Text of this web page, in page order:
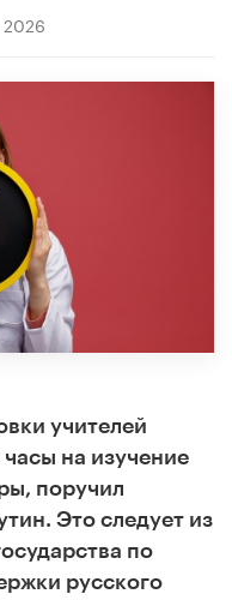
учителей
на изучение
поручил
Это следует из
по
русского